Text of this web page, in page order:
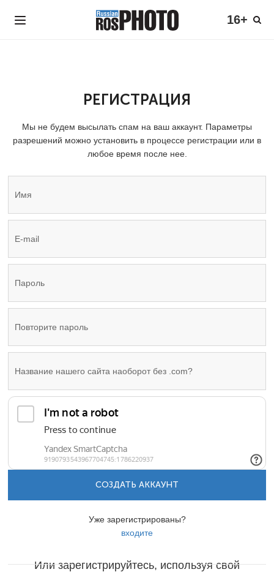
16+
РЕГИСТРАЦИЯ
Мы не будем высылать спам на ваш аккаунт. Параметры
разрешений можно установить в процессе регистрации или в
любое время после нее.
СОЗДАТЬ АККАУНТ
Уже зарегистрированы?
входите
Или зарегистрируйтесь, используя свой